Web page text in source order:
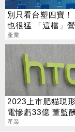
別只看台塑四寶！
也很猛 「這檔」
衝7倍
產業
2023上市肥貓現
電慘虧33億 董監
萬居冠
產業